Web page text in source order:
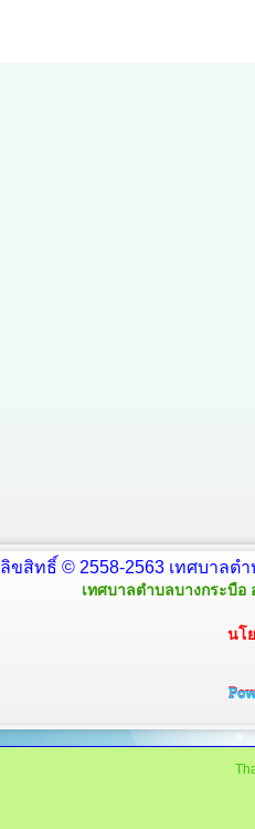
ลิขสิทธิ์ © 2558-2563 เทศบาลต
เทศบาลตำบลบางกระบือ
นโ